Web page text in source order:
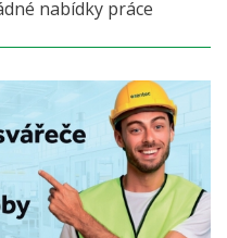
nabídky práce